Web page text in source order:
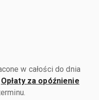
w całości do dnia
Opłaty za opóźnienie